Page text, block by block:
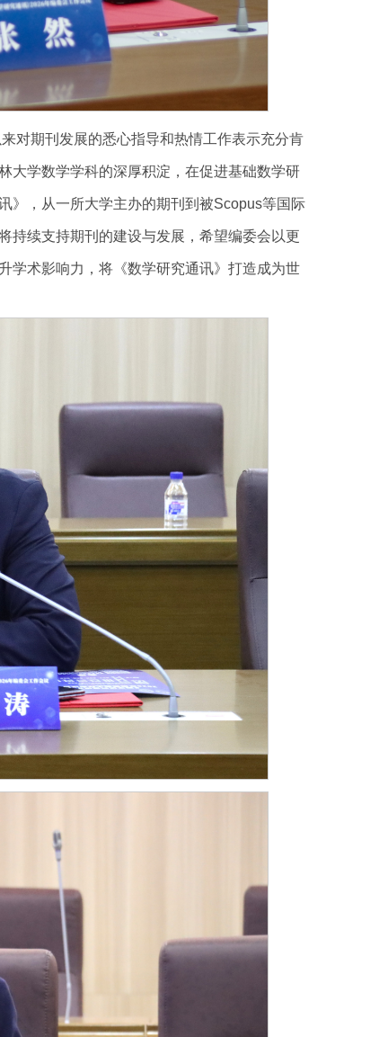
对期刊发展的悉心指导和热情工作表示充分肯
大学数学学科的深厚积淀，在促进基础数学研
》，从一所大学主办的期刊到被Scopus等国际
持续支持期刊的建设与发展，希望编委会以更
学术影响力，将《数学研究通讯》打造成为世